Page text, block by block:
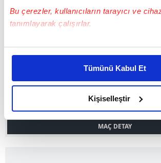
Bu çerezler, kullanıcıların tarayıcı ve
tanımlayarak çalışırlar.
Bu çerezlere izin vermeniz halinde sizlere
daha iyi reklam deneyimi yaşatabiliriz.
amacımızın size daha iyi bir reklam
olduğunu ve sizlere en iyi içerikleri
elimizden gelen çabayı gösterdiğimizi ve
reklamların maliyetlerimizi karşılamak
kalemimiz olduğunu sizlere hatırlatmak
Tümünü Kabul Et
Kişiselleştir
13 Mayıs 2026
MAÇ DETAY
05 Mayıs 2026Salı20:30
0 1
MAÇ DETAY